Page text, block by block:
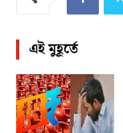
এই মুহূর্তে